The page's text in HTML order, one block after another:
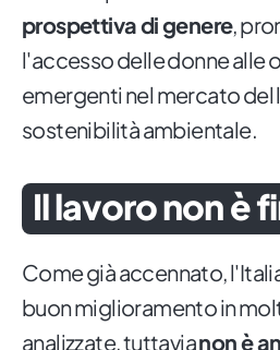
prospettiva di genere,
l'accesso delle donne alle
emergenti nel mercato del
sostenibilità ambientale.
Il lavoro non è
Come già accennato,
buon miglioramento in
analizzate, tuttavianon è